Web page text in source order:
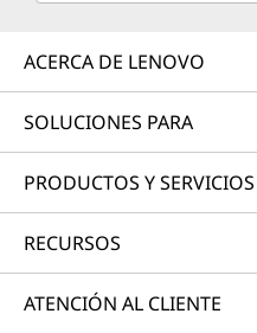
ACERCA DE LENOVO
SOLUCIONES PARA
PRODUCTOS Y SERVICIOS
RECURSOS
ATENCIÓN AL CLIENTE